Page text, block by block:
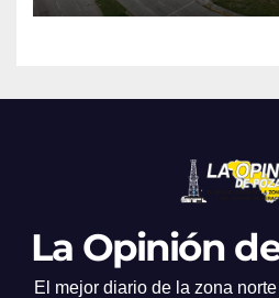
La Opinión
El mejor diario de la zona